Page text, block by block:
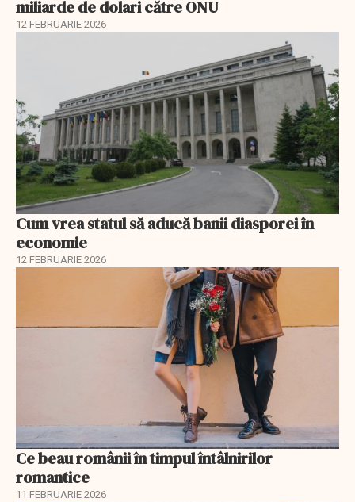
miliarde de dolari către ONU
12 FEBRUARIE 2026
Cum vrea statul să aducă banii diasporei în
economie
12 FEBRUARIE 2026
Ce beau românii în timpul întâlnirilor
romantice
11 FEBRUARIE 2026